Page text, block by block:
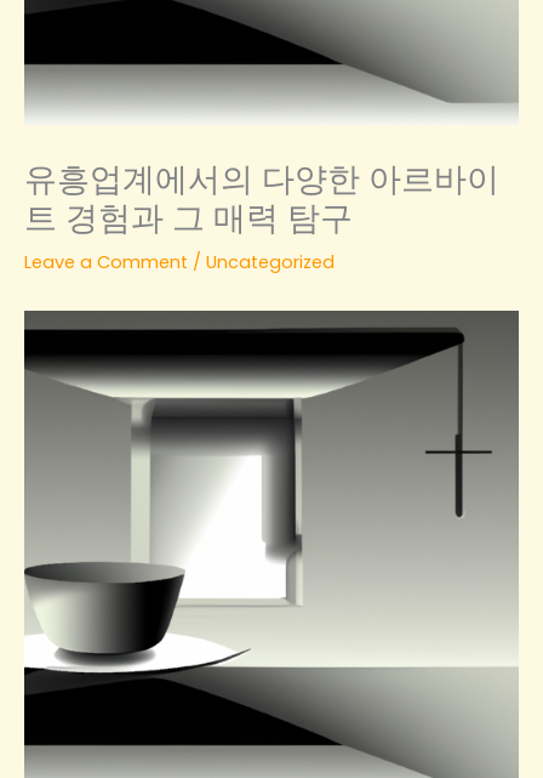
유흥업계에서의 다양한 아르바이
트 경험과 그 매력 탐구
Leave a Comment / Uncategorized